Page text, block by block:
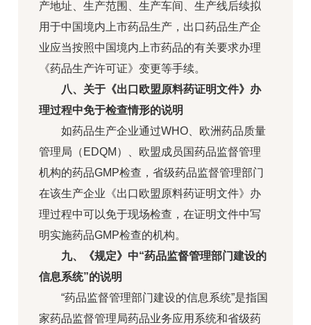
产地址、生产范围、生产车间、生产线后续拟
用于中国境内上市药品生产，出口药品生产企
业应当按照中国境内上市药品的有关要求办理
《药品生产许可证》变更等手续。
八、关于《出口欧盟原料药证明文件》办
理过程中免于检查情形的说明
如药品生产企业通过WHO、欧洲药品质量
管理局（EDQM）、欧盟成员国药品监督管理
机构的药品GMP检查，省级药品监督管理部门
在该生产企业《出口欧盟原料药证明文件》办
理过程中可以免于现场检查，在证明文件中写
明实施药品GMP检查的机构。
九、《规定》中“药品监督管理部门建设的
信息系统”的说明
“药品监督管理部门建设的信息系统”是指国
家药品监督管理局药品业务应用系统和省级药